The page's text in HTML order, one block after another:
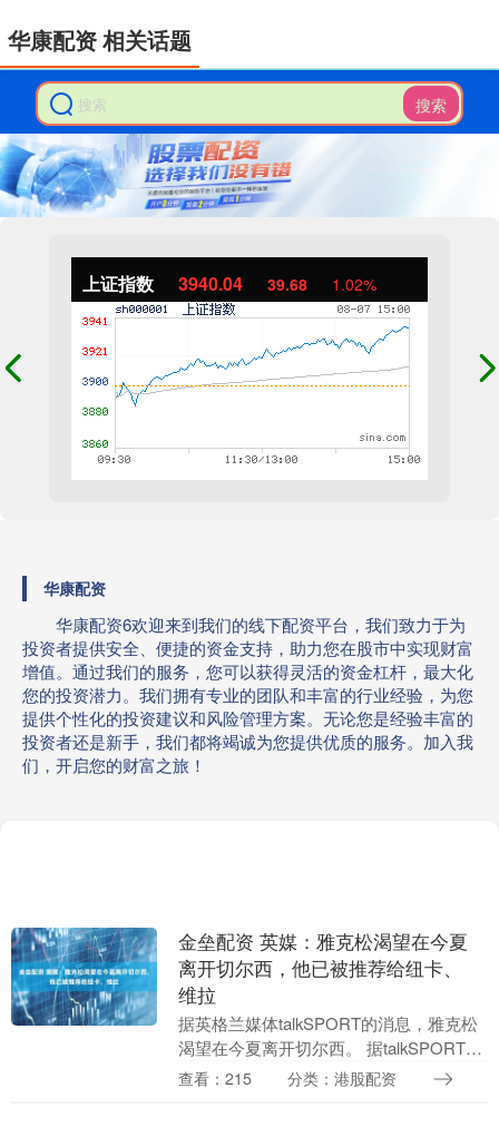
搜索
上证指数 3940.04 39.68 1.02%
华康配资
华康配资6欢迎来到我们的线下配资平台，我们致力于为
投资者提供安全、便捷的资金支持，助力您在股市中实现财富
增值。通过我们的服务，您可以获得灵活的资金杠杆，最大化
您的投资潜力。我们拥有专业的团队和丰富的行业经验，为您
提供个性化的投资建议和风险管理方案。无论您是经验丰富的
投资者还是新手，我们都将竭诚为您提供优质的服务。加入我
们，开启您的财富之旅！
华康配资 相关话题
金垒配资 英媒：雅克松渴望在今夏
离开切尔西，他已被推荐给纽卡、
维拉
据英格兰媒体talkSPORT的消息，雅克松
渴望在今夏离开切尔西。 据talkSPORT了
解，雅克松渴望在今夏离开切尔西。 在切
查看：215 分类：港股配资